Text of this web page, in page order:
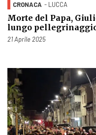
CRONACA - LUCCA
Morte del Papa,
lungo
Pubblicato il
21 Aprile 2025